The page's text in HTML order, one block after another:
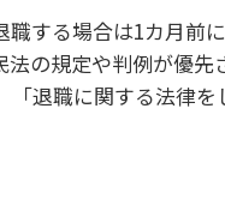
する場合は1カ月前
の規定や判例が優先
「退職に関する法律